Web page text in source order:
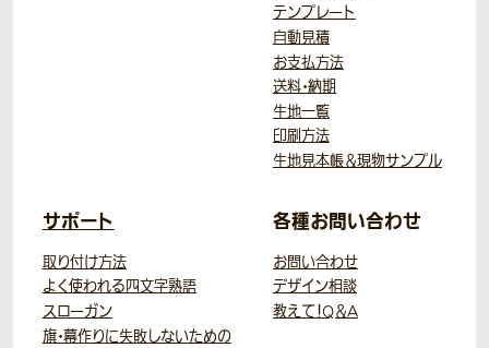
テンプレート
自動見積
お支払方法
送料・納期
生地一覧
印刷方法
生地見本帳＆現物サンプル
サポート
取り付け方法
よく使われる四文字熟語
スローガン
旗・幕作りに失敗しないための
各種お問い合わせ
お問い合わせ
デザイン相談
教えて！Q＆A